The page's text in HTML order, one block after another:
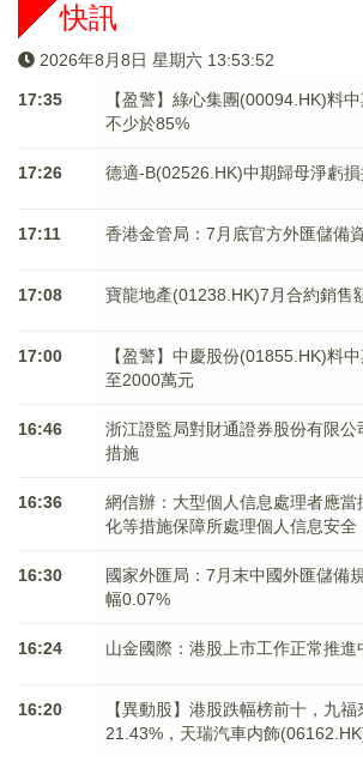
快訊
2026年8月8日 星期六 13:53:52
17:35
【盈警】綠心集團(00094.HK)料
不少於85%
17:26 德適-B(02526.HK)中期歸母淨虧
17:11 香港金管局：7月底官方外匯儲備
17:08 寶龍地產(01238.HK)7月合約銷售
17:00
【盈警】中慶股份(01855.HK)料
至2000萬元
16:46
浙江證監局對財通證券股份有限公
措施
16:36
網信辦：大型個人信息處理者應當
化等措施保障所處理個人信息安全
16:30
國家外匯局：7月末中國外匯儲備
幅0.07%
16:24 山金國際：港股上市工作正常推進
16:20
【異動股】港股跌幅榜前十，九
21.43%，天瑞汽車内飾